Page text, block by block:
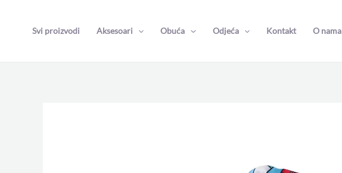
Svi proizvodi Aksesoari Obuća Odjeća Kontakt O nama